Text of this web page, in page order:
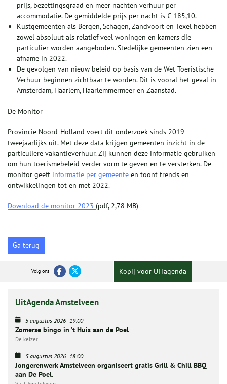
prijs, bezettingsgraad en meer nachten verhuur per
accommodatie. De gemiddelde prijs per nacht is € 185,10.
Kustgemeenten als Bergen, Schagen, Zandvoort en Texel hebben
zowel absoluut als relatief veel woningen en kamers die
particulier worden aangeboden. Stedelijke gemeenten zien een
afname in 2022.
De gevolgen van nieuw beleid op basis van de Wet Toeristische
Verhuur beginnen zichtbaar te worden. Dit is vooral het geval in
Amsterdam, Haarlem, Haarlemmermeer en Zaanstad.
De Monitor
Provincie Noord-Holland voert dit onderzoek sinds 2019
tweejaarlijks uit. Met deze data krijgen gemeenten inzicht in de
particuliere vakantieverhuur. Zij kunnen deze informatie gebruiken
om hun toerismebeleid verder vorm te geven en te versterken. De
monitor geeft informatie per gemeente en toont trends en
ontwikkelingen tot en met 2022.
Download de monitor 2023 (pdf, 2,78 MB)
Ga terug
Volg ons Kopij voor UITagenda
UitAgenda Amstelveen
5 augustus 2026 19:00
Zomerse bingo in ’t Huis aan de Poel
De keizer
5 augustus 2026 18:00
Jongerenwerk Amstelveen organiseert gratis Grill & Chill BBQ
aan De Poel.